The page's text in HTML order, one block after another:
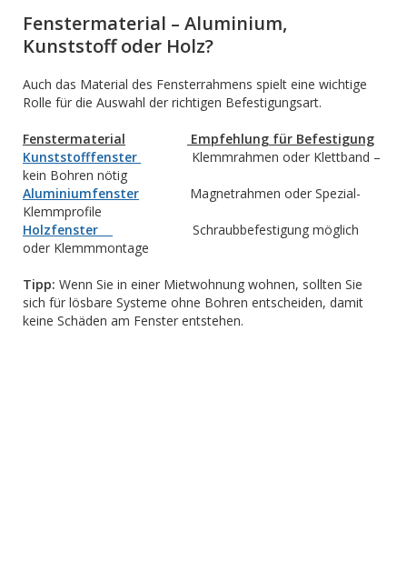
Fenstermaterial – Aluminium,
Kunststoff oder Holz?
Auch das Material des Fensterrahmens spielt eine wichtige
Rolle für die Auswahl der richtigen Befestigungsart.
Fenstermaterial
Empfehlung für Befestigung
Kunststofffenster
Klemmrahmen oder Klettband –
kein Bohren nötig
Aluminiumfenster
Magnetrahmen oder Spezial-
Klemmprofile
Holzfenster
Schraubbefestigung möglich
oder Klemmmontage
Tipp: Wenn Sie in einer Mietwohnung wohnen, sollten Sie
sich für lösbare Systeme ohne Bohren entscheiden, damit
keine Schäden am Fenster entstehen.